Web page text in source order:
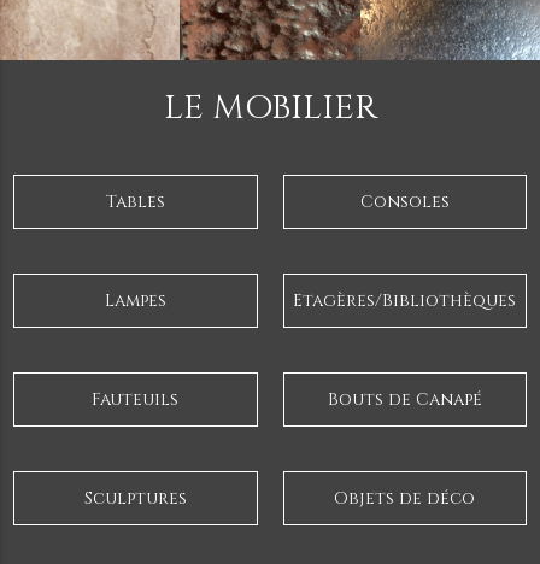
LE MOBILIER
Tables Consoles
Lampes Etagères/Bibliothèques
Fauteuils Bouts de Canapé
Sculptures Objets de déco